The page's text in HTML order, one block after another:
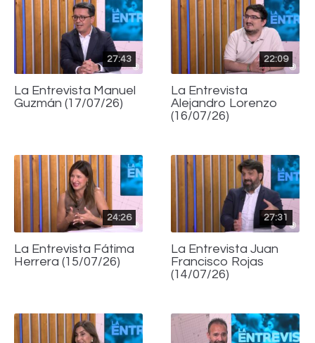
27:43
La Entrevista Manuel
Guzmán (17/07/26)
22:09
La Entrevista
Alejandro Lorenzo
(16/07/26)
24:26
La Entrevista Fátima
Herrera (15/07/26)
27:31
La Entrevista Juan
Francisco Rojas
(14/07/26)